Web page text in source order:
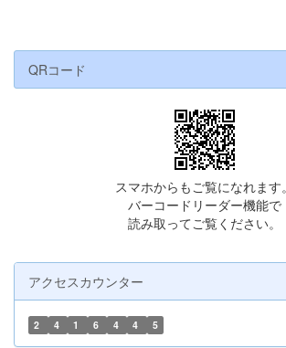
QRコード
スマホからもご覧になれます。
バーコードリーダー機能で
読み取ってご覧ください。
アクセスカウンター
2 4 1 6 4 4 5